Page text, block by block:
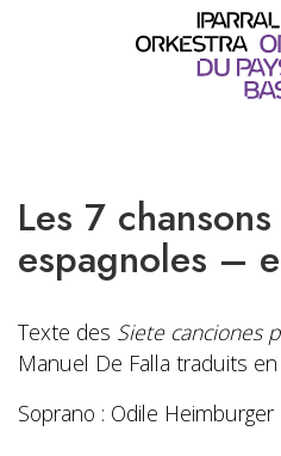
Les 7
espagnoles –
Texte des Siete canciones
Manuel De Falla traduits en
Soprano : Odile Heimburger